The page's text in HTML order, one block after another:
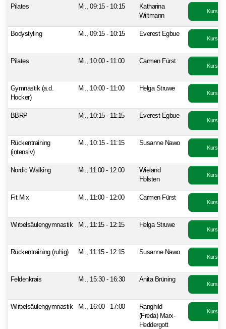
Pilates Mi., 09:15 - 10:15
Katharina
Wiltmann
Kurs
Bodystyling Mi., 09:15 - 10:15 Everest Egbue
Kurs
Pilates Mi., 10:00 - 11:00 Carmen Fürst
Kurs
Gymnastik (a.d.
Hocker)
Mi., 10:00 - 11:00 Helga Struwe
Kurs
BBRP Mi., 10:15 - 11:15 Everest Egbue
Kurs
Rückentraining
(intensiv)
Mi., 10:15 - 11:15 Susanne Nawo
Kurs
Nordic Walking Mi., 11:00 - 12:00
Wieland
Holsten
Kurs
Fit Mix Mi., 11:00 - 12:00 Carmen Fürst
Kurs
Wirbelsäulengymnastik Mi., 11:15 - 12:15 Helga Struwe
Kurs
Rückentraining (ruhig) Mi., 11:15 - 12:15 Susanne Nawo
Kurs
Feldenkrais Mi., 15:30 - 16:30 Anita Brüning
Kurs
Wirbelsäulengymnastik Mi., 16:00 - 17:00
Ranghild
(Freda) Marx-
Heddergott
Kurs